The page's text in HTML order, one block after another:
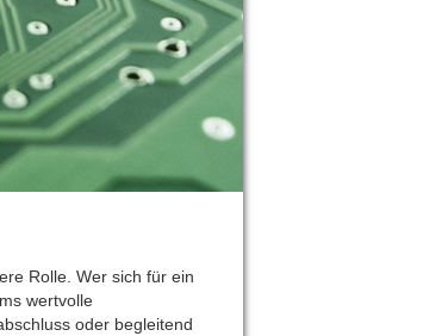
Rolle. Wer sich für ein
wertvolle
oder begleitend